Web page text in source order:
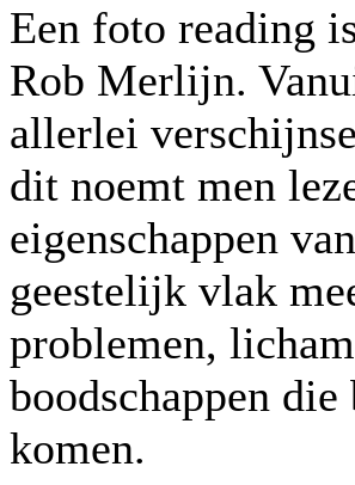
Een foto reading
Rob Merlijn.
allerlei
dit noemt men
eigenschappen
geestelijk vlak
problemen,
boodschappen
komen.